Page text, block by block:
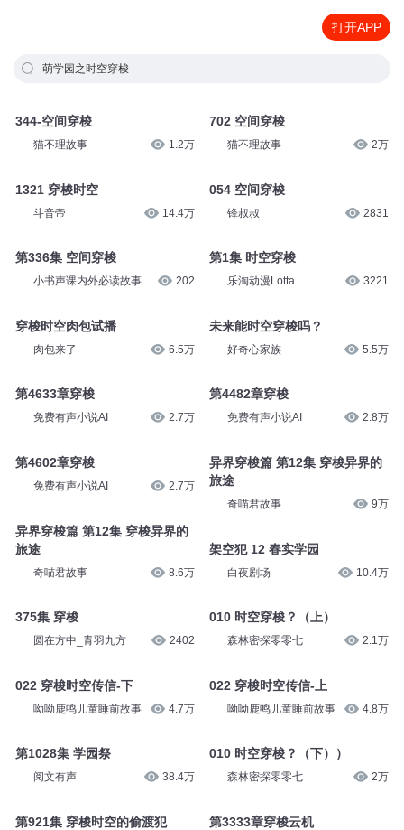
打开APP
萌学园之时空穿梭
344-空间穿梭
猫不理故事 1.2万
1321 穿梭时空
斗音帝 14.4万
第336集 空间穿梭
小书声课内外必读故事 202
穿梭时空肉包试播
肉包来了 6.5万
第4633章穿梭
免费有声小说AI 2.7万
第4602章穿梭
免费有声小说AI 2.7万
异界穿梭篇 第12集 穿梭异界的
旅途
奇喵君故事 8.6万
375集 穿梭
圆在方中_青羽九方 2402
022 穿梭时空传信-下
呦呦鹿鸣儿童睡前故事 4.7万
第1028集 学园祭
阅文有声 38.4万
第921集 穿梭时空的偷渡犯
702 空间穿梭
猫不理故事 2万
054 空间穿梭
锋叔叔 2831
第1集 时空穿梭
乐淘动漫Lotta 3221
未来能时空穿梭吗？
好奇心家族 5.5万
第4482章穿梭
免费有声小说AI 2.8万
异界穿梭篇 第12集 穿梭异界的
旅途
奇喵君故事 9万
架空犯 12 春实学园
白夜剧场 10.4万
010 时空穿梭？（上）
森林密探零零七 2.1万
022 穿梭时空传信-上
呦呦鹿鸣儿童睡前故事 4.8万
010 时空穿梭？（下））
森林密探零零七 2万
第3333章穿梭云机